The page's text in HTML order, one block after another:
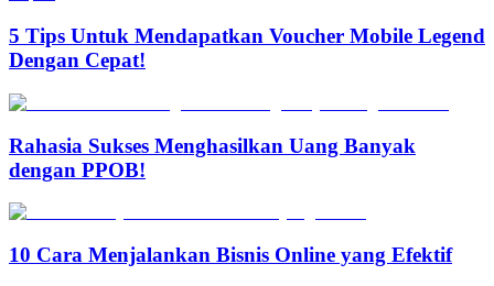
5 Tips Untuk Mendapatkan Voucher Mobile Legend
Dengan Cepat!
Rahasia Sukses Menghasilkan Uang Banyak
dengan PPOB!
10 Cara Menjalankan Bisnis Online yang Efektif